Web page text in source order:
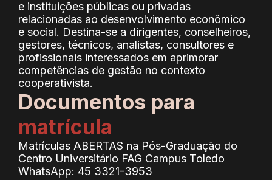
e instituições públicas ou privadas
relacionadas ao desenvolvimento econômico
e social. Destina-se a dirigentes, conselheiros,
gestores, técnicos, analistas, consultores e
profissionais interessados em aprimorar
competências de gestão no contexto
cooperativista.
Documentos para
matrícula
Matrículas ABERTAS na Pós-Graduação do
Centro Universitário FAG Campus Toledo
WhatsApp: 45 3321-3953